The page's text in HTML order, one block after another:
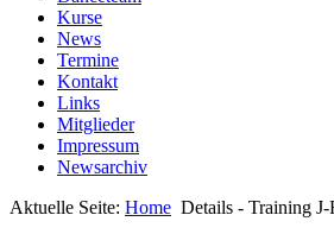
Kurse
News
Termine
Kontakt
Links
Mitglieder
Impressum
Newsarchiv
Aktuelle Seite: Home Details - Training